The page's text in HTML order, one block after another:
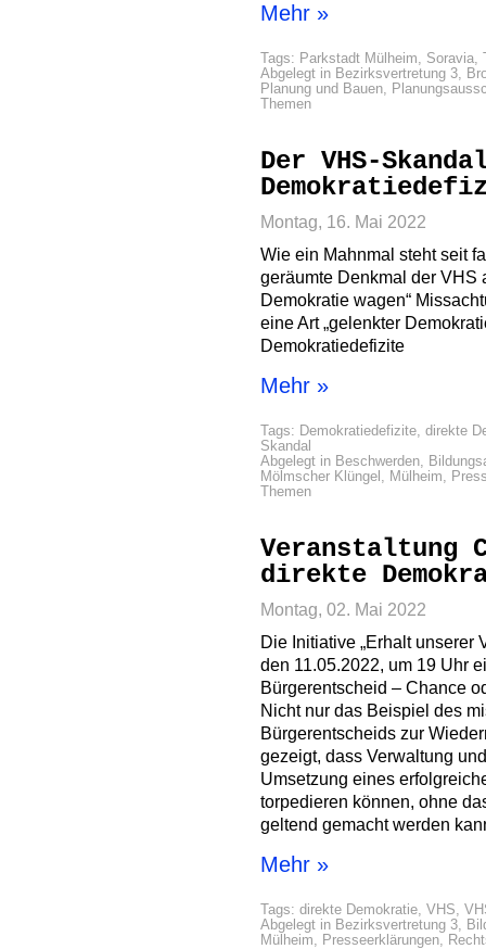
Mehr »
Tags: Parkstadt Mülheim, Soravia,
Abgelegt in Bezirksvertretung 3,
Planung und Bauen,
Themen
Der VHS-
Montag, 16. Mai 2022
Wie ein Mahnmal steht seit
geräumte Denkmal der VHS
Demokratie wagen“
eine Art „gelenkter
Demokratiedefizite
Mehr »
Tags: Demokratiedefizite, direkte
Skandal
Abgelegt in Beschwerden,
Mölmscher Klüngel , Mülheim,
Themen
Veranstaltung
direkte
Montag, 02. Mai 2022
Die Initiative „Erhalt unserer
den 11.05.2022, um 19 Uhr
Bürgerentscheid – Chance
Nicht nur das Beispiel des
Bürgerentscheids zur
gezeigt, dass Verwaltung
Umsetzung eines
torpedieren können, ohne
geltend gemacht werden
Mehr »
Tags: direkte Demokratie, VHS,
Abgelegt in Bezirksvertretung 3,
Mülheim, Presseerklärungen,